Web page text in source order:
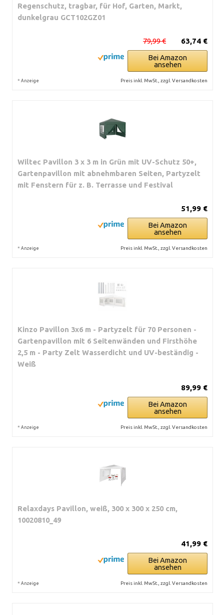
Regenschutz, tragbar, für Hof, Garten, Markt,
dunkelgrau GCT102GZ01
63,74 €
79,99 €
Bei Amazon
ansehen
* Anzeige Preis inkl. MwSt., zzgl. Versandkosten
Wiltec Pavillon 3 x 3 m in Grün mit UV-Schutz 50+,
Gartenpavillon mit abnehmbaren Seiten, Partyzelt
mit Fenstern für z. B. Terrasse und Festival
51,99 €
Bei Amazon
ansehen
* Anzeige Preis inkl. MwSt., zzgl. Versandkosten
Kinzo Pavillon 3x6 m - Partyzelt für 70 Personen -
Gartenpavillon mit 6 Seitenwänden und Firsthöhe
2,5 m - Party Zelt Wasserdicht und UV-beständig -
Weiß
89,99 €
Bei Amazon
ansehen
* Anzeige Preis inkl. MwSt., zzgl. Versandkosten
Relaxdays Pavillon, weiß, 300 x 300 x 250 cm,
10020810_49
41,99 €
Bei Amazon
ansehen
* Anzeige Preis inkl. MwSt., zzgl. Versandkosten